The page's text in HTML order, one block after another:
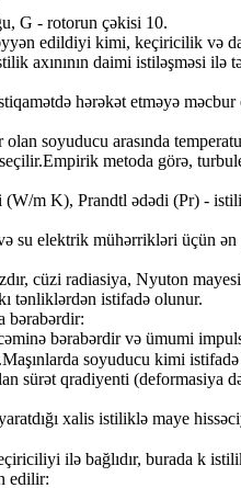
G - rotorun çəkisi 10.
edildiyi kimi, keçiricilik və
axınının daimi istiləşməsi
hərəkət etməyə
soyuducu arasında
metoda görə,
m K), Prandtl ədədi (Pr) -
elektrik mühərrikləri üçün
cüzi radiasiya, Nyuton
tənliklərdən istifadə olunur.
bərabərdir:
bərabərdir və ümumi
soyuducu kimi
qradiyenti (deformasiya
xalis istiliklə maye
ilə bağlıdır, burada k
edilir: